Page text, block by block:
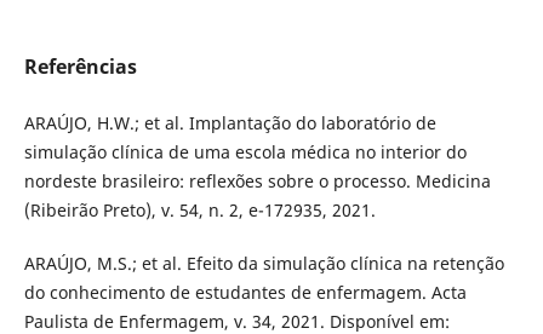
Referências
ARAÚJO, H.W.; et al. Implantação do laboratório de
simulação clínica de uma escola médica no interior do
nordeste brasileiro: reflexões sobre o processo. Medicina
(Ribeirão Preto), v. 54, n. 2, e-172935, 2021.
ARAÚJO, M.S.; et al. Efeito da simulação clínica na retenção
do conhecimento de estudantes de enfermagem. Acta
Paulista de Enfermagem, v. 34, 2021. Disponível em: